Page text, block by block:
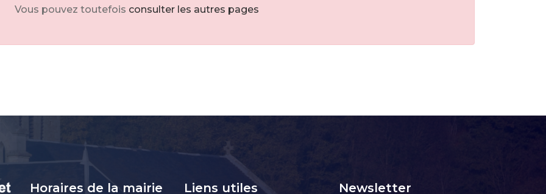
Vous pouvez toutefois consulter les autres pages
Horaires de la mairie Liens utiles Newsletter